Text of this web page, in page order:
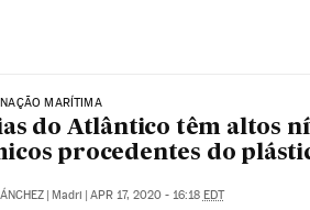
MARÍTIMA
do Atlântico têm altos
procedentes do
Madri APR 17, 2020 - 16:18 EDT